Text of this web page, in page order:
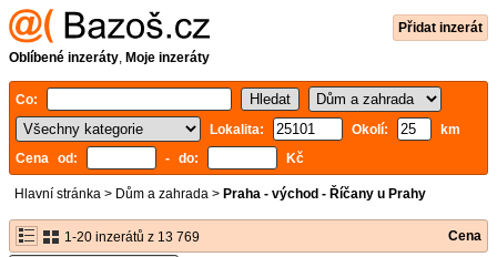
Přidat inzerát
Oblíbené inzeráty, Moje inzeráty
Co:
Lokalita:
Okolí:
km
Cena od:
- do: Kč
Hlavní stránka > Dům a zahrada > Praha - východ - Říčany u Prahy
1-20 inzerátů z 13 769 Cena